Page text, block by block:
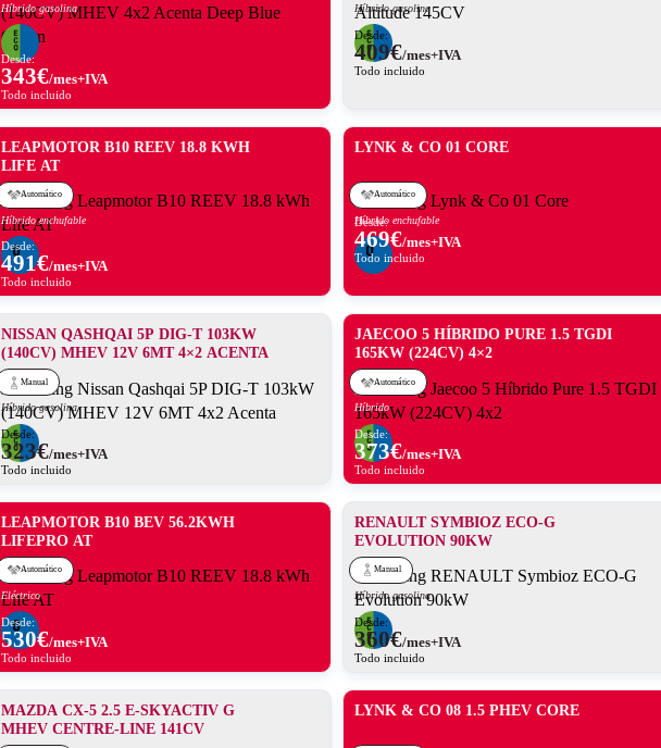
Híbrido gasolina
Desde:
343€/mes+IVA
Todo incluido
Híbrido gasolina
Desde:
409€/mes+IVA
Todo incluido
LEAPMOTOR B10 REEV 18.8 KWH
LIFE AT
Automático
Híbrido enchufable
Desde:
491€/mes+IVA
Todo incluido
LYNK & CO 01 CORE
Automático
Híbrido enchufable
Desde:
469€/mes+IVA
Todo incluido
NISSAN QASHQAI 5P DIG-T 103KW
(140CV) MHEV 12V 6MT 4×2 ACENTA
Manual
Híbrido gasolina
Desde:
323€/mes+IVA
Todo incluido
JAECOO 5 HÍBRIDO PURE 1.5 TGDI
165KW (224CV) 4×2
Automático
Híbrido
Desde:
373€/mes+IVA
Todo incluido
LEAPMOTOR B10 BEV 56.2KWH
LIFEPRO AT
Automático
Eléctrico
Desde:
530€/mes+IVA
Todo incluido
RENAULT SYMBIOZ ECO-G
EVOLUTION 90KW
Manual
Híbrido gasolina
Desde:
360€/mes+IVA
Todo incluido
MAZDA CX-5 2.5 E-SKYACTIV G
MHEV CENTRE-LINE 141CV
LYNK & CO 08 1.5 PHEV CORE